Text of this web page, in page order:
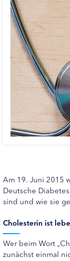
Am 19. Juni 2015
Deutsche
sind und wie sie
Cholesterin ist
Wer beim Wort
zunächst einmal